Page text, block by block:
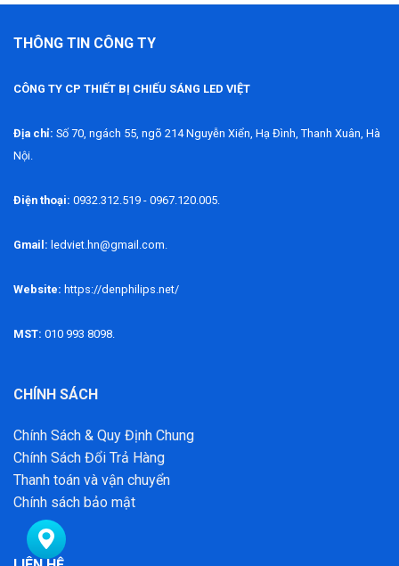
THÔNG TIN CÔNG TY
CÔNG TY CP THIẾT BỊ CHIẾU SÁNG LED VIỆT
Địa chỉ: Số 70, ngách 55, ngõ 214 Nguyễn Xiển, Hạ Đình, Thanh Xuân, Hà
Nội.
Điện thoại: 0932.312.519 - 0967.120.005.
Gmail: ledviet.hn@gmail.com.
Website: https://denphilips.net/
MST: 010 993 8098.
CHÍNH SÁCH
Chính Sách & Quy Định Chung
Chính Sách Đổi Trả Hàng
Thanh toán và vận chuyển
Chính sách bảo mật